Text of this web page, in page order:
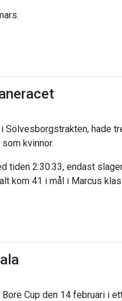
Sölvesborgstrakten, hade
kvinnor.
tiden 2:30.33, endast
kom 41 i mål i Marcus
Cup den 14 februari i